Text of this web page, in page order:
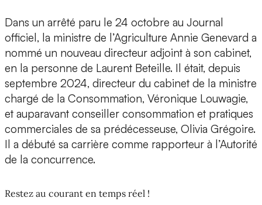
Dans un arrêté paru le 24 octobre au Journal
officiel, la ministre de l’Agriculture Annie Genevard a
nommé un nouveau directeur adjoint à son cabinet,
en la personne de Laurent Beteille. Il était, depuis
septembre 2024, directeur du cabinet de la ministre
chargé de la Consommation, Véronique Louwagie,
et auparavant conseiller consommation et pratiques
commerciales de sa prédécesseuse, Olivia Grégoire.
Il a débuté sa carrière comme rapporteur à l’Autorité
de la concurrence.
Restez au courant en temps réel !